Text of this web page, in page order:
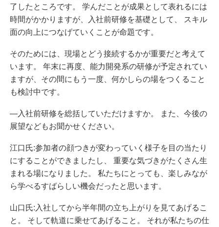
了したところです。 学んだことが成果として表れるには
時間がかかりますが、入社前研修を基礎として、 スキル
面の向上につなげていくことが命題です。
そのためには、現場とどう接続するかが重要だと考えて
います。 年末に再度、能力開発系の研修が予定されてい
ますが、その間にもう一度、何かしらの場をつくること
も検討中です。
―入社前研修を総括していただけますか。 また、今後の
展望などもお聞かせください。
江口氏:参加者の顔つきが変わっていく様子を目の当たり
にすることができましたし、 重要な気づきがたくさん生
まれる場になりました。 私たちにとっても、楽しみなが
ら学べるすばらしい機会だったと思います。
山口氏:入社してから半年間の立ち上がりを見てあげるこ
と。 そして軌道に乗せてあげること。 それが私たちの仕